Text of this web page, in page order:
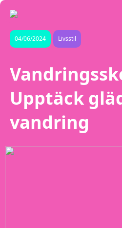
04/06/2024 Livsstil
Upptäck
vandring